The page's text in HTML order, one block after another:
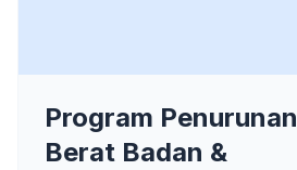
Program Penurunan
Berat Badan &